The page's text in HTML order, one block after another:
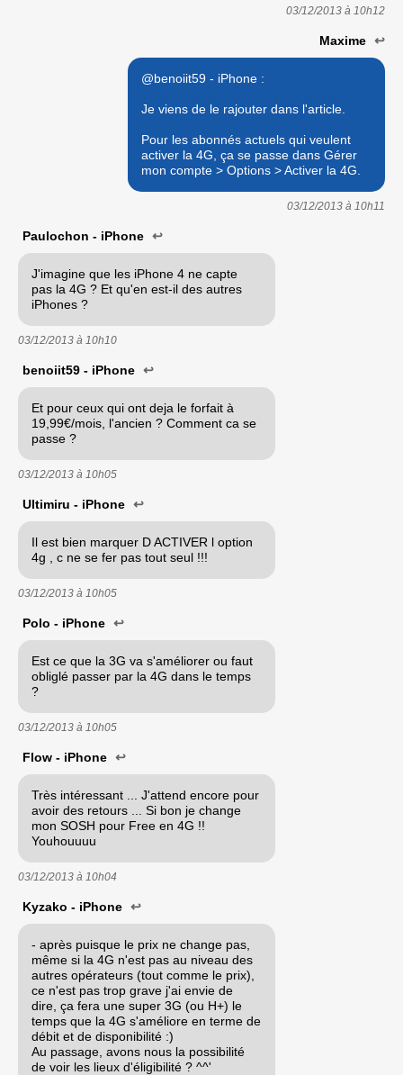
03/12/2013 à 10h12
Maxime ↩
@benoiit59 - iPhone :
Je viens de le rajouter dans l'article.
Pour les abonnés actuels qui veulent
activer la 4G, ça se passe dans Gérer
mon compte > Options > Activer la 4G.
03/12/2013 à 10h11
Paulochon - iPhone ↩
J'imagine que les iPhone 4 ne capte
pas la 4G ? Et qu'en est-il des autres
iPhones ?
03/12/2013 à 10h10
benoiit59 - iPhone ↩
Et pour ceux qui ont deja le forfait à
19,99€/mois, l'ancien ? Comment ca se
passe ?
03/12/2013 à 10h05
Ultimiru - iPhone ↩
Il est bien marquer D ACTIVER l option
4g , c ne se fer pas tout seul !!!
03/12/2013 à 10h05
Polo - iPhone ↩
Est ce que la 3G va s'améliorer ou faut
obliglé passer par la 4G dans le temps
?
03/12/2013 à 10h05
Flow - iPhone ↩
Très intéressant ... J'attend encore pour
avoir des retours ... Si bon je change
mon SOSH pour Free en 4G !!
Youhouuuu
03/12/2013 à 10h04
Kyzako - iPhone ↩
- après puisque le prix ne change pas,
même si la 4G n'est pas au niveau des
autres opérateurs (tout comme le prix),
ce n'est pas trop grave j'ai envie de
dire, ça fera une super 3G (ou H+) le
temps que la 4G s'améliore en terme de
débit et de disponibilité :)
Au passage, avons nous la possibilité
de voir les lieux d'éligibilité ? ^^'